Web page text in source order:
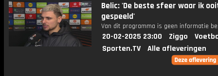
Belic: 'De beste sfeer waar ik
gespeeld'
Van dit programma is geen informatie
20-02-2025 23:00 Ziggo
Sporten.TV
Alle afleveringen